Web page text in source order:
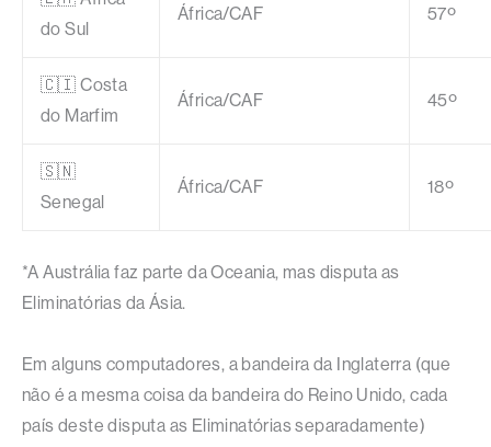
do Sul
África/CAF 57º
🇨🇮 Costa
do Marfim
África/CAF 45º
🇸🇳
Senegal
África/CAF 18º
*A Austrália faz parte da Oceania, mas disputa as
Eliminatórias da Ásia.
Em alguns computadores, a bandeira da Inglaterra (que
não é a mesma coisa da bandeira do Reino Unido, cada
país deste disputa as Eliminatórias separadamente)